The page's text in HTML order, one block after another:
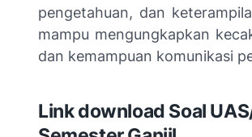
pengetahuan, dan
mampu mengungkapkan
dan kemampuan komunikasi
Link download Soal